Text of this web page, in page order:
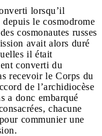
lorsqu’il
le cosmodrome
cosmonautes russes
avait alors duré
il était
converti du
recevoir le Corps du
de l’archidiocèse
a donc embarqué
chacune
communier une